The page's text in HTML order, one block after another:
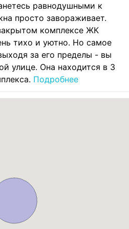
равнодушными к
просто завораживает.
комплексе ЖК
тихо и уютно. Но самое
за его пределы - вы
улице. Она находится в 3
Подробнее